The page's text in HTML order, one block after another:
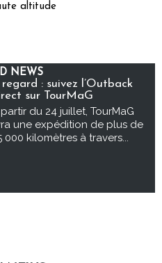
altitude
NEWS
: suivez l’Outback
sur TourMaG
du 24 juillet, TourMaG
une expédition de plus de
000 kilomètres à travers...